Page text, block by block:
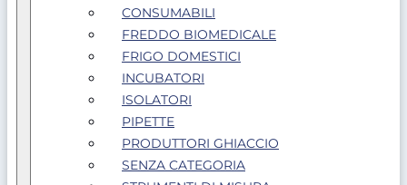
CONSUMABILI
FREDDO BIOMEDICALE
FRIGO DOMESTICI
INCUBATORI
ISOLATORI
PIPETTE
PRODUTTORI GHIACCIO
SENZA CATEGORIA